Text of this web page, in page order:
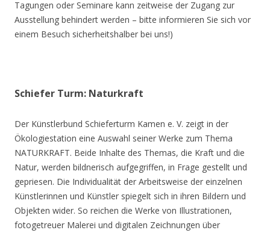
Tagungen oder Seminare kann zeitweise der Zugang zur
Ausstellung behindert werden – bitte informieren Sie sich vor
einem Besuch sicherheitshalber bei uns!)
Schiefer Turm: Naturkraft
Der Künstlerbund Schieferturm Kamen e. V. zeigt in der
Ökologiestation eine Auswahl seiner Werke zum Thema
NATURKRAFT. Beide Inhalte des Themas, die Kraft und die
Natur, werden bildnerisch aufgegriffen, in Frage gestellt und
gepriesen. Die Individualität der Arbeitsweise der einzelnen
Künstlerinnen und Künstler spiegelt sich in ihren Bildern und
Objekten wider. So reichen die Werke von Illustrationen,
fotogetreuer Malerei und digitalen Zeichnungen über